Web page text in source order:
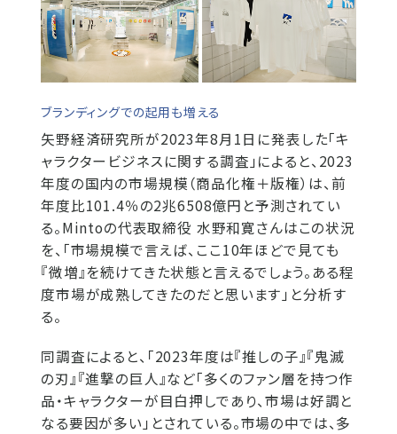
ブランディングでの起用も増える
矢野経済研究所が2023年8月1日に発表した「キ
ャラクタービジネスに関する調査」によると、2023
年度の国内の市場規模（商品化権＋版権）は、前
年度比101.4％の2兆6508億円と予測されてい
る。Mintoの代表取締役 水野和寛さんはこの状況
を、「市場規模で言えば、ここ10年ほどで見ても
『微増』を続けてきた状態と言えるでしょう。ある程
度市場が成熟してきたのだと思います」と分析す
る。
同調査によると、「2023年度は『推しの子』『鬼滅
の刃』『進撃の巨人』など「多くのファン層を持つ作
品・キャラクターが目白押しであり、市場は好調と
なる要因が多い」とされている。市場の中では、多